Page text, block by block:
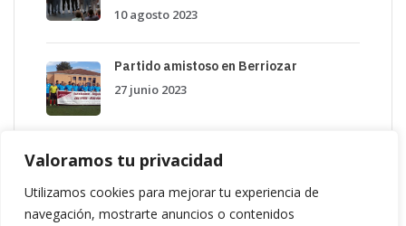
Valoramos tu privacidad
Utilizamos cookies para mejorar tu experiencia de
navegación, mostrarte anuncios o contenidos
10 agosto 2023
Partido amistoso en Berriozar
27 junio 2023